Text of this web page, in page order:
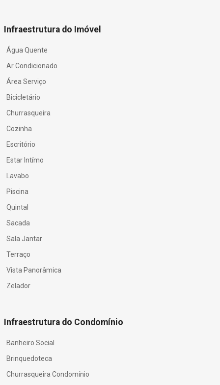
Infraestrutura do Imóvel
Água Quente
Ar Condicionado
Área Serviço
Bicicletário
Churrasqueira
Cozinha
Escritório
Estar Intímo
Lavabo
Piscina
Quintal
Sacada
Sala Jantar
Terraço
Vista Panorâmica
Zelador
Infraestrutura do Condomínio
Banheiro Social
Brinquedoteca
Churrasqueira Condomínio